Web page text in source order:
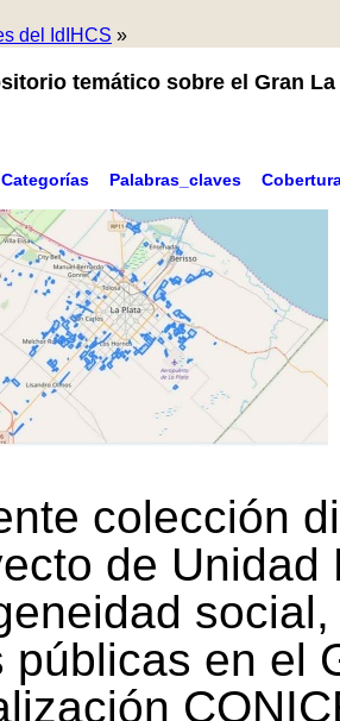
del IdIHCS »
temático sobre el Gran La
Categorías Palabras_claves
colección
de Unidad
públicas en el